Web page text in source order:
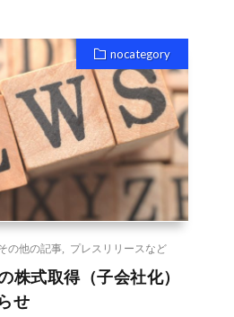
nocategory
の他の記事 プレスリリースなど
株式取得（子会社化）
せ